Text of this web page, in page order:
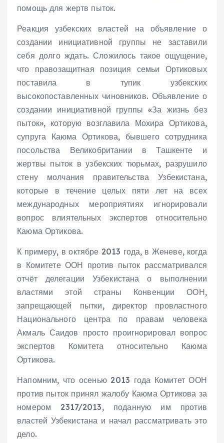
помощь для жертв пыток.
Реакция узбекских властей на объявление о
создании инициативной группы не заставили
себя долго ждать. Сложилось такое ощущение,
что правозащитная позиция семьи Ортиковых
поставила в тупик узбекских
высокопоставленных чиновников. Объявление о
создании инициативной группы «За жизнь без
пыток», которую возглавила Мохира Ортикова,
супруга Каюма Ортикова, бывшего сотрудника
посольства Великобритании в Ташкенте и
жертвы пыток в узбекских тюрьмах, разрушило
стену молчания правительства Узбекистана,
которые в течение целых пяти лет на всех
международных мероприятиях игнорировали
вопрос влиятельных экспертов относительно
Каюма Ортикова.
К примеру, в октябре 2013 года, в Женеве, когда
в Комитете ООН против пыток рассматривался
отчёт делегации Узбекистана о выполнении
властями этой страны Конвенции ООН,
запрещающей пытки, директор провластного
Национального центра по правам человека
Акмаль Саидов просто проигнорировал вопрос
экспертов Комитета относительно Каюма
Ортикова.
Напомним, что осенью 2013 года Комитет ООН
против пыток принял жалобу Каюма Ортикова за
номером 2317/2013, поданную им против
властей Узбекистана и начал рассматривать это
дело.